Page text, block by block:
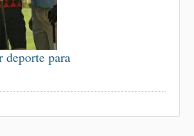
deporte para